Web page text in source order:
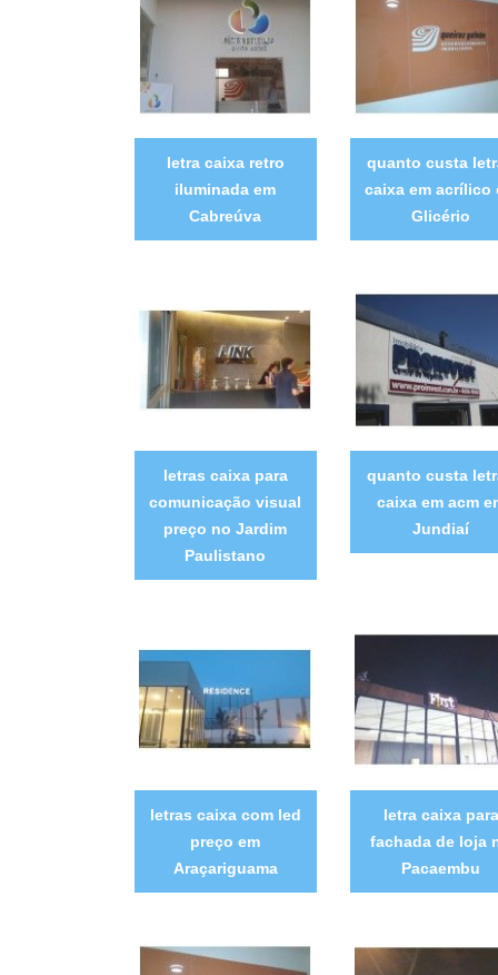
letra caixa retro
iluminada em
Cabreúva
quanto custa
caixa em acrílico
Glicério
letras caixa para
comunicação visual
preço no Jardim
Paulistano
quanto custa
caixa em acm
Jundiaí
letras caixa com led
preço em
Araçariguama
letra caixa para
fachada de loja
Pacaembu